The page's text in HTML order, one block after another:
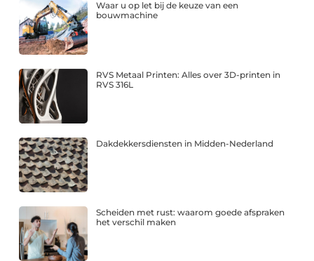
Waar u op let bij de keuze van een
bouwmachine
RVS Metaal Printen: Alles over 3D-printen in
RVS 316L
Dakdekkersdiensten in Midden-Nederland
Scheiden met rust: waarom goede afspraken
het verschil maken